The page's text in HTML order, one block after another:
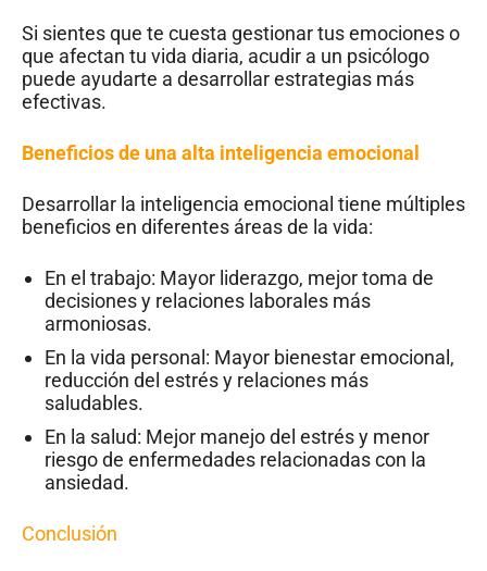
Si sientes que te cuesta gestionar tus emociones o
que afectan tu vida diaria, acudir a un psicólogo
puede ayudarte a desarrollar estrategias más
efectivas.
Beneficios de una alta inteligencia emocional
Desarrollar la inteligencia emocional tiene múltiples
beneficios en diferentes áreas de la vida:
En el trabajo: Mayor liderazgo, mejor toma de
decisiones y relaciones laborales más
armoniosas.
En la vida personal: Mayor bienestar emocional,
reducción del estrés y relaciones más
saludables.
En la salud: Mejor manejo del estrés y menor
riesgo de enfermedades relacionadas con la
ansiedad.
Conclusión